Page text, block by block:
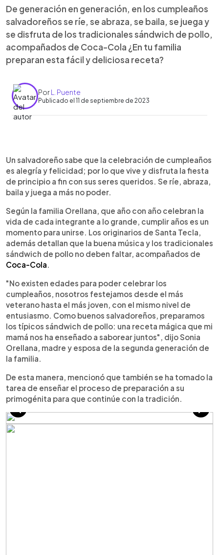
De generación en generación, en los cumpleaños
salvadoreños se ríe, se abraza, se baila, se juega y
se disfruta de los tradicionales sándwich de pollo,
acompañados de Coca-Cola ¿En tu familia
preparan esta fácil y deliciosa receta?
PorL. Puente
Publicado el 11 de septiembre de 2023
Escuchar artículo
Un salvadoreño sabe que la celebración de cumpleaños
es alegría y felicidad; por lo que vive y disfruta la fiesta
de principio a fin con sus seres queridos. Se ríe, abraza,
baila y juega a más no poder.
Según la familia Orellana, que año con año celebran la
vida de cada integrante a lo grande, cumplir años es un
momento para unirse. Los originarios de Santa Tecla,
además detallan que la buena música y los tradicionales
sándwich de pollo no deben faltar, acompañados de
Coca-Cola.
"No existen edades para poder celebrar los
cumpleaños, nosotros festejamos desde el más
veterano hasta el más joven, con el mismo nivel de
entusiasmo. Como buenos salvadoreños, preparamos
los típicos sándwich de pollo: una receta mágica que mi
mamá nos ha enseñado a saborear juntos", dijo Sonia
Orellana, madre y esposa de la segunda generación de
la familia.
De esta manera, mencionó que también se ha tomado la
tarea de enseñar el proceso de preparación a su
primogénita para que continúe con la tradición.